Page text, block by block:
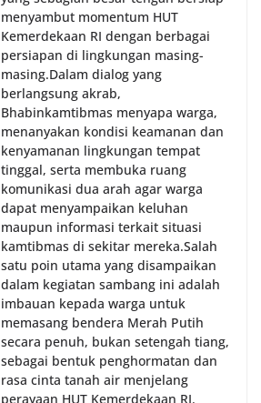
menyambut momentum HUT
Kemerdekaan RI dengan berbagai
persiapan di lingkungan masing-
masing.‎Dalam dialog yang
berlangsung akrab,
Bhabinkamtibmas menyapa warga,
menanyakan kondisi keamanan dan
kenyamanan lingkungan tempat
tinggal, serta membuka ruang
komunikasi dua arah agar warga
dapat menyampaikan keluhan
maupun informasi terkait situasi
kamtibmas di sekitar mereka.‎‎‎Salah
satu poin utama yang disampaikan
dalam kegiatan sambang ini adalah
imbauan kepada warga untuk
memasang bendera Merah Putih
secara penuh, bukan setengah tiang,
sebagai bentuk penghormatan dan
rasa cinta tanah air menjelang
perayaan HUT Kemerdekaan RI.